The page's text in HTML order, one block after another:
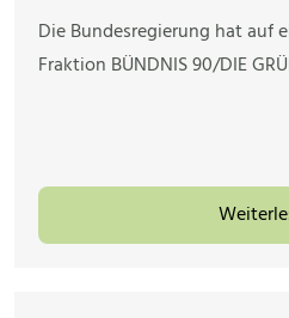
Die Bundesregierung hat auf
Fraktion BÜNDNIS 90/DIE